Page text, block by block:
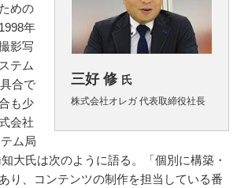
三好 修 氏
株式会社オレガ 代表取締役社長
めの
年
影写
テム
合で
も少
会社
ム局
大氏は次のように語る。「個別に構築・
り、コンテンツの制作を担当している番